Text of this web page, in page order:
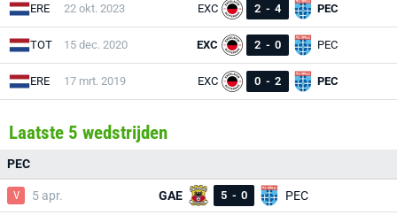
ERE 22 okt. 2023 EXC 2 - 4 PEC
TOT 15 dec. 2020 EXC 2 - 0 PEC
ERE 17 mrt. 2019 EXC 0 - 2 PEC
Laatste 5 wedstrijden
PEC
V 5 apr. GAE 5 - 0 PEC